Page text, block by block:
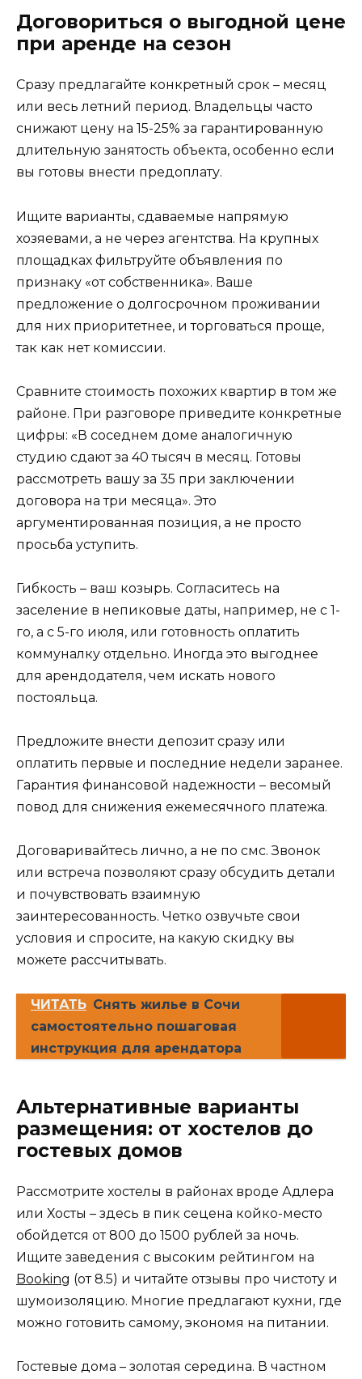
Договориться о выгодной цене
при аренде на сезон
Сразу предлагайте конкретный срок – месяц
или весь летний период. Владельцы часто
снижают цену на 15-25% за гарантированную
длительную занятость объекта, особенно если
вы готовы внести предоплату.
Ищите варианты, сдаваемые напрямую
хозяевами, а не через агентства. На крупных
площадках фильтруйте объявления по
признаку «от собственника». Ваше
предложение о долгосрочном проживании
для них приоритетнее, и торговаться проще,
так как нет комиссии.
Сравните стоимость похожих квартир в том же
районе. При разговоре приведите конкретные
цифры: «В соседнем доме аналогичную
студию сдают за 40 тысяч в месяц. Готовы
рассмотреть вашу за 35 при заключении
договора на три месяца». Это
аргументированная позиция, а не просто
просьба уступить.
Гибкость – ваш козырь. Согласитесь на
заселение в непиковые даты, например, не с 1-
го, а с 5-го июля, или готовность оплатить
коммуналку отдельно. Иногда это выгоднее
для арендодателя, чем искать нового
постояльца.
Предложите внести депозит сразу или
оплатить первые и последние недели заранее.
Гарантия финансовой надежности – весомый
повод для снижения ежемесячного платежа.
Договаривайтесь лично, а не по смс. Звонок
или встреча позволяют сразу обсудить детали
и почувствовать взаимную
заинтересованность. Четко озвучьте свои
условия и спросите, на какую скидку вы
можете рассчитывать.
ЧИТАТЬ Снять жилье в Сочи
самостоятельно пошаговая
инструкция для арендатора
Альтернативные варианты
размещения: от хостелов до
гостевых домов
Рассмотрите хостелы в районах вроде Адлера
или Хосты – здесь в пик сецена койко-место
обойдется от 800 до 1500 рублей за ночь.
Ищите заведения с высоким рейтингом на
Booking (от 8.5) и читайте отзывы про чистоту и
шумоизоляцию. Многие предлагают кухни, где
можно готовить самому, экономя на питании.
Гостевые дома – золотая середина. В частном